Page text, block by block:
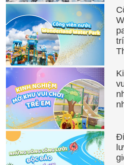
LED, phù hợp mọi lứa
Tùy chỉnh linh hoạt
:
sắc theo nhu cầu.
3. Cấu Tạo và
3.1. Cấu Tạo Cơ Bản
Đầu tàu: Nhựa
tàu hỏa, có động cơ.
Toa tàu: Ghế ngồi thoải
lượng 4-20 người.
Hệ thống động cơ: